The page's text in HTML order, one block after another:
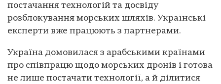
постачання технологій та досвіду
розблокування морських шляхів. Українські
експерти вже працюють з партнерами.
Україна домовилася з арабськими країнами
про співпрацю щодо морських дронів і готова
не лише постачати технології, а й ділитися